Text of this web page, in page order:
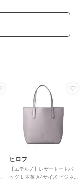
ヒロフ
【エテルノ】レザートートバ
ッグ L 本革 A4サイズ ビジネ